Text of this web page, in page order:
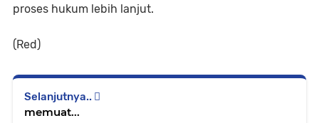
proses hukum lebih lanjut.
(Red)
Selanjutnya..
memuat...